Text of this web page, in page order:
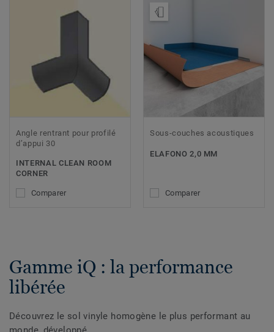
Angle rentrant pour profilé
d’appui 30
INTERNAL CLEAN ROOM
CORNER
Comparer
Sous-couches acoustiques
ELAFONO 2,0 MM
Comparer
Gamme iQ : la performance
libérée
Découvrez le sol vinyle homogène le plus performant au